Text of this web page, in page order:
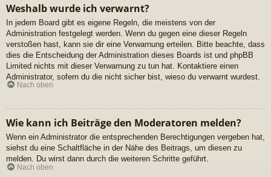
Weshalb wurde ich verwarnt?
In jedem Board gibt es eigene Regeln, die meistens von der
Administration festgelegt werden. Wenn du gegen eine dieser Regeln
verstoßen hast, kann sie dir eine Verwarnung erteilen. Bitte beachte, dass
dies die Entscheidung der Administration dieses Boards ist und phpBB
Limited nichts mit dieser Verwarnung zu tun hat. Kontaktiere einen
Administrator, sofern du die nicht sicher bist, wieso du verwarnt wurdest.
Nach oben
Wie kann ich Beiträge den Moderatoren melden?
Wenn ein Administrator die entsprechenden Berechtigungen vergeben hat,
siehst du eine Schaltfläche in der Nähe des Beitrags, um diesen zu
melden. Du wirst dann durch die weiteren Schritte geführt.
Nach oben